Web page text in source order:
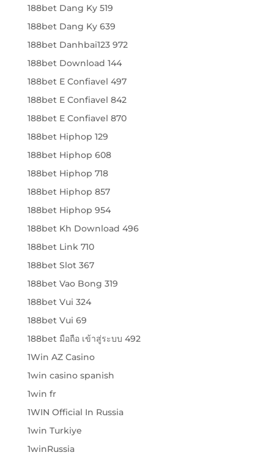
188bet Dang Ky 519
188bet Dang Ky 639
188bet Danhbai123 972
188bet Download 144
188bet E Confiavel 497
188bet E Confiavel 842
188bet E Confiavel 870
188bet Hiphop 129
188bet Hiphop 608
188bet Hiphop 718
188bet Hiphop 857
188bet Hiphop 954
188bet Kh Download 496
188bet Link 710
188bet Slot 367
188bet Vao Bong 319
188bet Vui 324
188bet Vui 69
188bet มือถือ เข้าสู่ระบบ 492
1Win AZ Casino
1win casino spanish
1win fr
1WIN Official In Russia
1win Turkiye
1winRussia